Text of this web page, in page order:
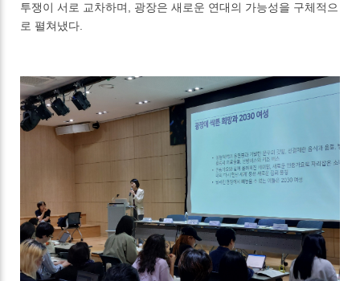
투쟁이 서로 교차하며, 광장은 새로운 연대의 가능성을 구체적으
로 펼쳐냈다.